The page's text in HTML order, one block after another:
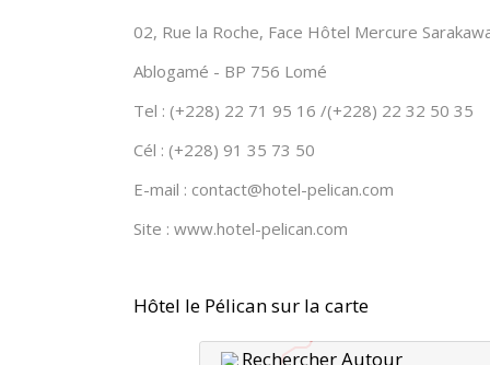
02, Rue la Roche, Face Hôtel Mercure
Ablogamé - BP 756 Lomé
Tel : (+228) 22 71 95 16 /(+228) 22 32 50 35
Cél : (+228) 91 35 73 50
E-mail : contact@hotel-pelican.com
Site : www.hotel-pelican.com
Hôtel le Pélican sur la carte
Rechercher Autour